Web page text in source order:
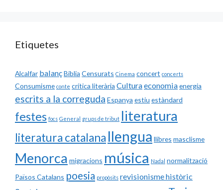
Etiquetes
Alcalfar balançBiblia Censurats Cinema concert concerts
Consumisme conte crítica literària Culturaeconomiaenergia
escrits a la correguda Espanya estiu estàndard
festes focs General grups de tribut literatura
literatura catalana llengua llibres masclisme
Menorca migracions música Nadal normalització
Països Catalans poesia propòsits revisionisme històric